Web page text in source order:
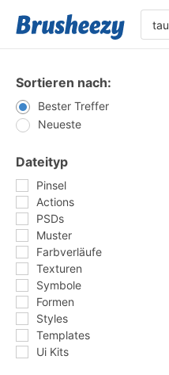
Sortieren nach:
Bester Treffer
Neueste
Dateityp
Pinsel
Actions
PSDs
Muster
Farbverläufe
Texturen
Symbole
Formen
Styles
Templates
Ui Kits